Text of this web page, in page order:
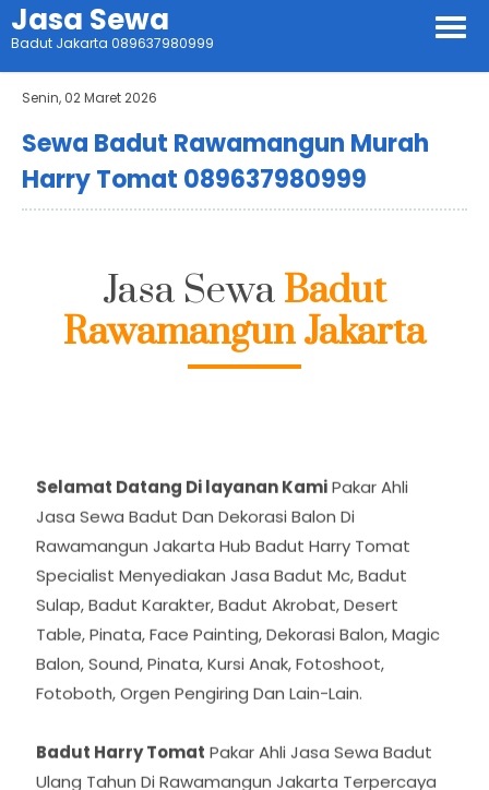
Jasa Sewa
Badut Jakarta 089637980999
Senin, 02 Maret 2026
Sewa Badut Rawamangun Murah
Harry Tomat 089637980999
Jasa Sewa Badut
Rawamangun Jakarta
Selamat Datang Di layanan KamiPakar Ahli
Jasa Sewa Badut Dan Dekorasi Balon Di
Rawamangun Jakarta Hub Badut Harry Tomat
Specialist Menyediakan Jasa Badut Mc, Badut
Sulap, Badut Karakter, Badut Akrobat, Desert
Table, Pinata, Face Painting, Dekorasi Balon, Magic
Balon, Sound, Pinata, Kursi Anak, Fotoshoot,
Fotoboth, Orgen Pengiring Dan Lain-Lain.
Badut Harry Tomat Pakar Ahli Jasa Sewa Badut
Ulang Tahun Di Rawamangun Jakarta Terpercaya